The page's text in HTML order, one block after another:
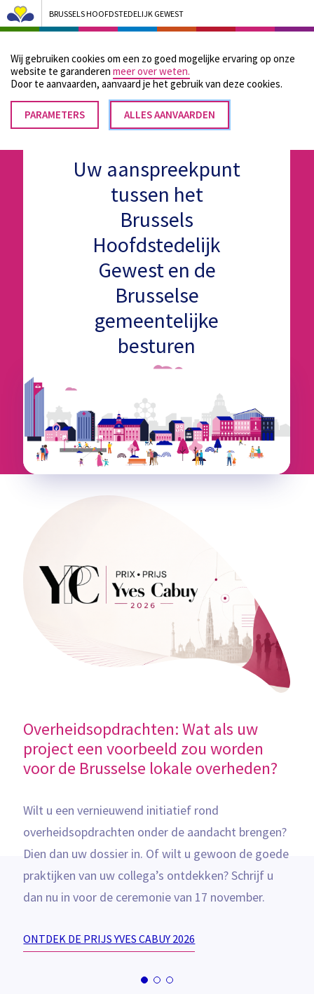
Wij gebruiken cookies om een zo goed mogelijke ervaring op onze
website te garanderen meer over weten.
Door te aanvaarden, aanvaard je het gebruik van deze cookies.
PARAMETERS ALLES AANVAARDEN
TOESTEMMING
INTREKKEN
BRUSSELS HOOFDSTEDELIJK GEWEST
Bruxelles Pouvoirs Locaux - Aller à la page d'accueil
Menu
Uw aanspreekpunt
tussen het
Brussels
Hoofdstedelijk
Gewest en de
Brusselse
gemeentelijke
besturen
Overheidsopdrachten: Wat als uw
project een voorbeeld zou worden
voor de Brusselse lokale overheden?
Wilt u een vernieuwend initiatief rond
overheidsopdrachten onder de aandacht brengen?
Dien dan uw dossier in. Of wilt u gewoon de goede
praktijken van uw collega’s ontdekken? Schrijf u
dan nu in voor de ceremonie van 17 november.
ONTDEK DE PRIJS YVES CABUY 2026